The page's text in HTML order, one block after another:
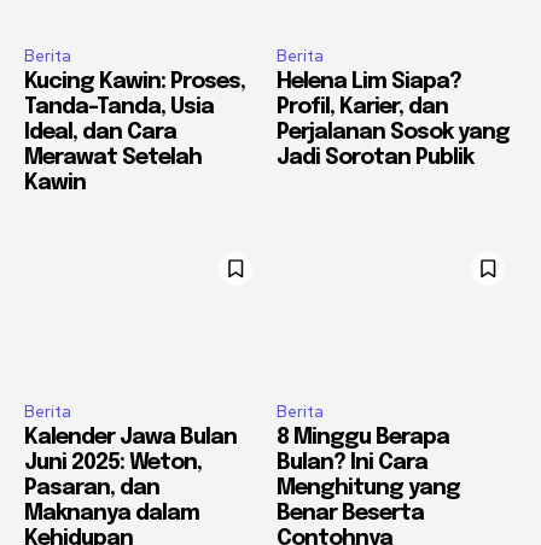
Berita
Kucing Kawin: Proses,
Tanda-Tanda, Usia
Ideal, dan Cara
Merawat Setelah
Kawin
Berita
Helena Lim Siapa?
Profil, Karier, dan
Perjalanan Sosok yang
Jadi Sorotan Publik
Berita
Kalender Jawa Bulan
Juni 2025: Weton,
Pasaran, dan
Maknanya dalam
Kehidupan
Berita
8 Minggu Berapa
Bulan? Ini Cara
Menghitung yang
Benar Beserta
Contohnya